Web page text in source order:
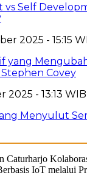
Self
2025 - 15:15
yang
Covey
2025 - 13:13 WIB
Menyulut